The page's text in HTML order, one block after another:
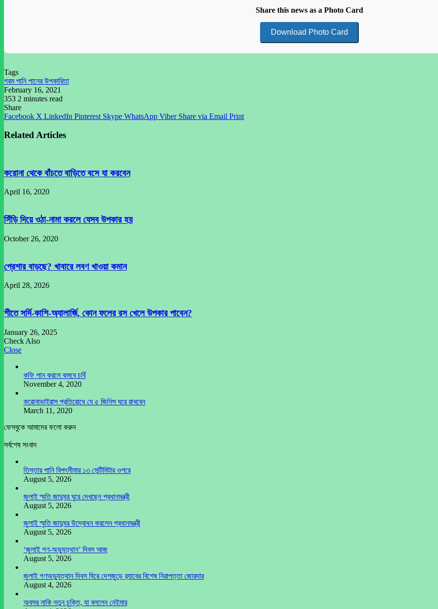
Share this news as a Photo Card
Download Photo Card
Tags
গরম পানি পানের উপকারিতা
February 16, 2021
353 2 minutes read
Share
Facebook X LinkedIn Pinterest Skype WhatsApp Viber Share via Email Print
Related Articles
করোনা থেকে বাঁচতে বাড়িতে বসে যা করবেন
April 16, 2020
সিঁড়ি দিয়ে ওঠা-নামা করলে যেসব উপকার হয়
October 26, 2020
প্রেশার বাড়ছে? খাবারে লবণ খাওয়া কমান
April 28, 2026
শীতে সর্দি-কাশি-অ্যালার্জি, কোন ফলের রস খেলে উপকার পাবেন?
January 26, 2025
Check Also
Close
কফি পান করলে কমবে চর্বি
November 4, 2020
করোনাভাইরাস প্রতিরোধে যে ৫ জিনিস ঘরে রাখবেন
March 11, 2020
ফেসবুকে আমাদের ফলো করুন
সর্বশেষ সংবাদ
তিস্তার পানি বিপৎসীমার ১৩ সেন্টিমিটার ওপরে
August 5, 2026
জুলাই স্মৃতি জাদুঘর ঘুরে দেখছেন প্রধানমন্ত্রী
August 5, 2026
জুলাই স্মৃতি জাদুঘর উদ্বোধন করলেন প্রধানমন্ত্রী
August 5, 2026
‘জুলাই গণ-অভ্যুত্থান’ দিবস আজ
August 5, 2026
জুলাই গণঅভ্যুত্থান দিবস ঘিরে দেশজুড়ে র‌্যাবের বিশেষ নিরাপত্তা জোরদার
August 4, 2026
অবসর নাকি নতুন চুক্তি, যা বললেন নেইমার